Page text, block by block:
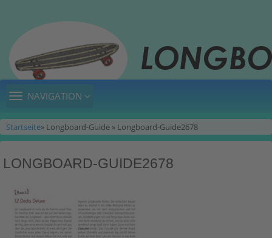
TOGGLE
NAVIGATION
Startseite» Longboard-Guide » Longboard-Guide2678
LONGBOARD-GUIDE2678